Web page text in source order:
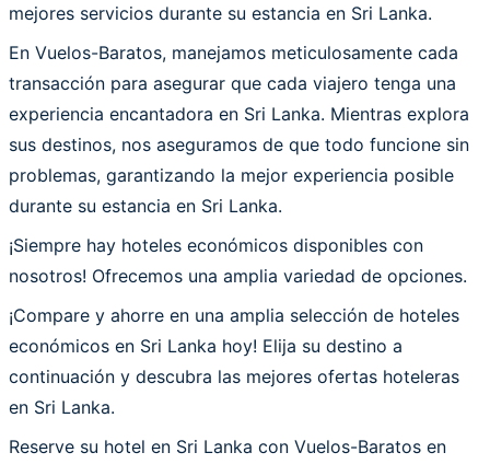
mejores servicios durante su estancia en Sri Lanka.
En Vuelos-Baratos, manejamos meticulosamente cada
transacción para asegurar que cada viajero tenga una
experiencia encantadora en Sri Lanka. Mientras explora
sus destinos, nos aseguramos de que todo funcione sin
problemas, garantizando la mejor experiencia posible
durante su estancia en Sri Lanka.
¡Siempre hay hoteles económicos disponibles con
nosotros! Ofrecemos una amplia variedad de opciones.
¡Compare y ahorre en una amplia selección de hoteles
económicos en Sri Lanka hoy! Elija su destino a
continuación y descubra las mejores ofertas hoteleras
en Sri Lanka.
Reserve su hotel en Sri Lanka con Vuelos-Baratos en